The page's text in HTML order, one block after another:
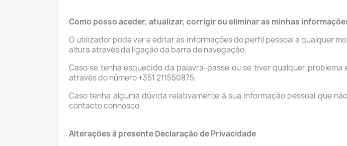
Como posso aceder, atualizar, corrigir ou eliminar as minhas
O utilizador pode ver e editar as informações do perfil pessoal a qualquer
altura através da ligação da barra de navegação.
Caso se tenha esquecido da palavra-passe ou se tiver qualquer
através do número +351 211550875.
Caso tenha alguma dúvida relativamente à sua informação pessoal que
contacto connosco.
Alterações à presente Declaração de Privacidade